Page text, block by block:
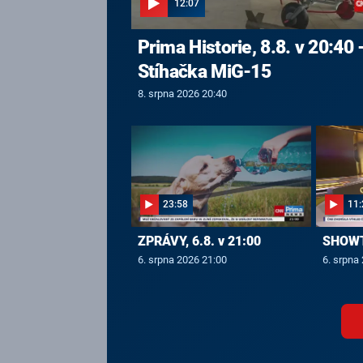
12:07
Prima Historie, 8.8. v 20:40
Stíhačka MiG-15
8. srpna 2026 20:40
23:58
ZPRÁVY, 6.8. v 21:00
6. srpna 2026 21:00 6. srpna